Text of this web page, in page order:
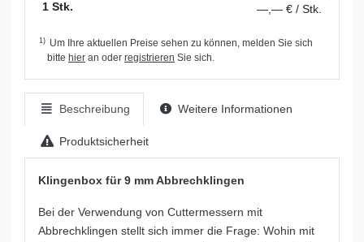
1 Stk. —,— € / Stk.
1) Um Ihre aktuellen Preise sehen zu können, melden Sie sich
bitte hier an oder registrieren Sie sich.
Beschreibung Weitere Informationen
Produktsicherheit
Klingenbox für 9 mm Abbrechklingen
Bei der Verwendung von Cuttermessern mit
Abbrechklingen stellt sich immer die Frage: Wohin mit